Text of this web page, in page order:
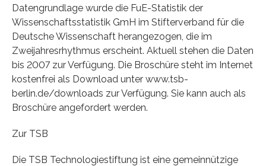
Datengrundlage wurde die FuE-Statistik der
Wissenschaftsstatistik GmH im Stifterverband für die
Deutsche Wissenschaft herangezogen, die im
Zweijahresrhythmus erscheint. Aktuell stehen die Daten
bis 2007 zur Verfügung. Die Broschüre steht im Internet
kostenfrei als Download unter www.tsb-
berlin.de/downloads zur Verfügung. Sie kann auch als
Broschüre angefordert werden.
Zur TSB
Die TSB Technologiestiftung ist eine gemeinnützige